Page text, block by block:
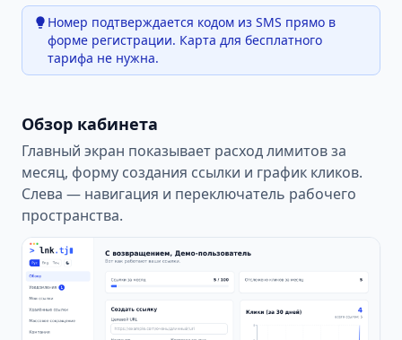
Номер подтверждается кодом из SMS прямо в
форме регистрации. Карта для бесплатного
тарифа не нужна.
Обзор кабинета
Главный экран показывает расход лимитов за
месяц, форму создания ссылки и график кликов.
Слева — навигация и переключатель рабочего
пространства.